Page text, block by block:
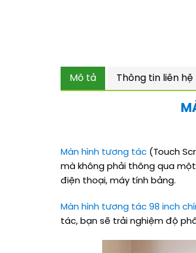
Mô tả Thông tin liên hệ
Màn hình tương tác (Touch
mà không phải thông qua
điện thoại, máy tính bảng.
Màn hình tương tác 98 inch
tác, bạn sẽ trải nghiệm độ